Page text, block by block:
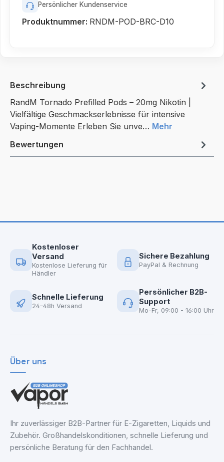
Persönlicher Kundenservice
Produktnummer: RNDM-POD-BRC-D10
Beschreibung
RandM Tornado Prefilled Pods – 20mg Nikotin |
Vielfältige Geschmackserlebnisse für intensive
Vaping-Momente Erleben Sie unve… Mehr
Bewertungen
Kostenloser
Versand
Kostenlose Lieferung für
Händler
Sichere Bezahlung
PayPal & Rechnung
Schnelle Lieferung
24–48h Versand
Persönlicher B2B-
Support
Mo-Fr, 09:00 - 16:00 Uhr
Über uns
Ihr zuverlässiger B2B-Partner für E-Zigaretten, Liquids und
Zubehör. Großhandelskonditionen, schnelle Lieferung und
persönliche Beratung für den Fachhandel.